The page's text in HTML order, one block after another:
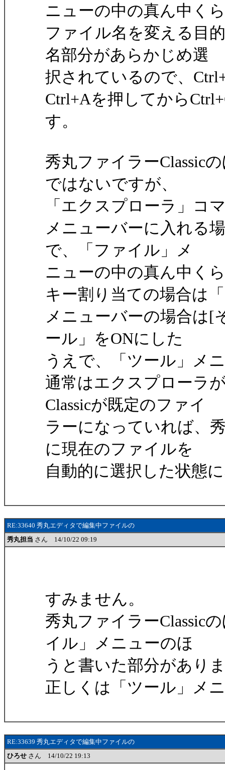
ニューの中の真ん中く
ファイル名を変える目
名部分があらかじめ選
択されているので、
Ctrl+Aを押してから
す。
秀丸ファイラーClassic
ではないですが、
「エクスプローラ」コ
メニューバーに入れる
で、「ファイル」メ
ニューの中の真ん中く
キー割り当ての場合は
メニューバーの場合は
ール」をONにした
うえで、「ツール」メ
通常はエクスプローラ
Classicが既定のファイ
ラーになっていれば、
に現在のファイルを
自動的に選択した状態
RE:33640 秀丸エディタで編集中ファイルの
秀丸担当 さん 14/10/22 09:19
すみません。
秀丸ファイラーClassic
イル」メニューのほ
うと書いた部分があり
正しくは「ツール」メ
RE:33639 秀丸エディタで編集中ファイルの
ひろせ さん 14/10/22 19:13